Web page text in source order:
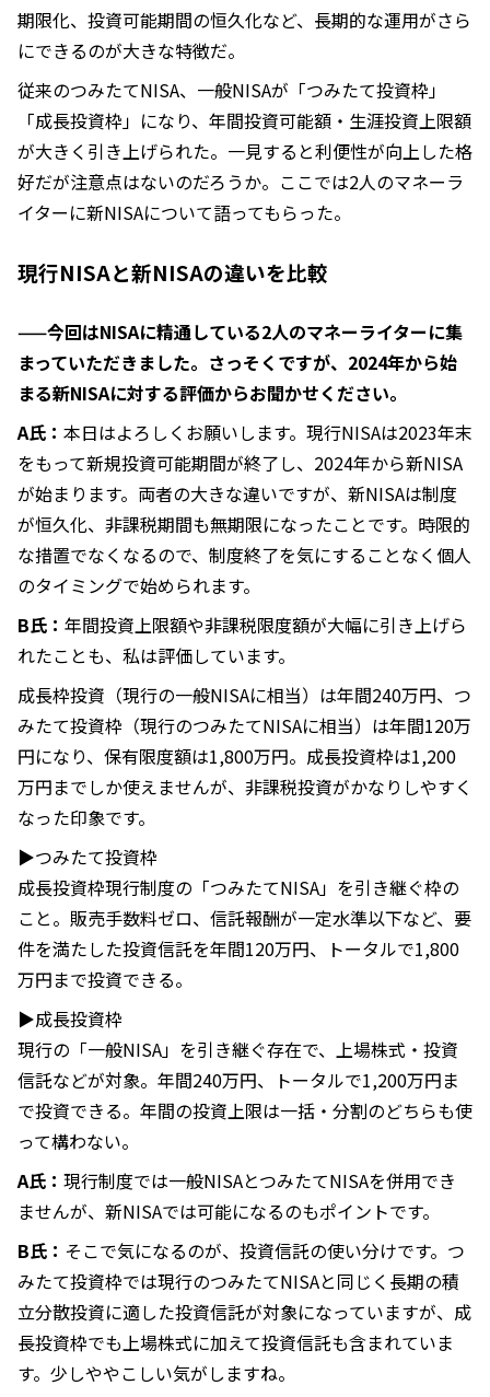
期限化、投資可能期間の恒久化など、長期的な運用がさら
にできるのが大きな特徴だ。
従来のつみたてNISA、一般NISAが「つみたて投資枠」
「成長投資枠」になり、年間投資可能額・生涯投資上限額
が大きく引き上げられた。一見すると利便性が向上した格
好だが注意点はないのだろうか。ここでは2人のマネーラ
イターに新NISAについて語ってもらった。
現行NISAと新NISAの違いを比較
——今回はNISAに精通している2人のマネーライターに集
まっていただきました。さっそくですが、2024年から始
まる新NISAに対する評価からお聞かせください。
A氏： 本日はよろしくお願いします。現行NISAは2023年末
をもって新規投資可能期間が終了し、2024年から新NISA
が始まります。両者の大きな違いですが、新NISAは制度
が恒久化、非課税期間も無期限になったことです。時限的
な措置でなくなるので、制度終了を気にすることなく個人
のタイミングで始められます。
B氏： 年間投資上限額や非課税限度額が大幅に引き上げら
れたことも、私は評価しています。
成長枠投資（現行の一般NISAに相当）は年間240万円、つ
みたて投資枠（現行のつみたてNISAに相当）は年間120万
円になり、保有限度額は1,800万円。成長投資枠は1,200
万円までしか使えませんが、非課税投資がかなりしやすく
なった印象です。
▶つみたて投資枠
成長投資枠現行制度の「つみたてNISA」を引き継ぐ枠の
こと。販売手数料ゼロ、信託報酬が一定水準以下など、要
件を満たした投資信託を年間120万円、トータルで1,800
万円まで投資できる。
▶成長投資枠
現行の「一般NISA」を引き継ぐ存在で、上場株式・投資
信託などが対象。年間240万円、トータルで1,200万円ま
で投資できる。年間の投資上限は一括・分割のどちらも使
って構わない。
A氏： 現行制度では一般NISAとつみたてNISAを併用でき
ませんが、新NISAでは可能になるのもポイントです。
B氏： そこで気になるのが、投資信託の使い分けです。つ
みたて投資枠では現行のつみたてNISAと同じく長期の積
立分散投資に適した投資信託が対象になっていますが、成
長投資枠でも上場株式に加えて投資信託も含まれていま
す。少しややこしい気がしますね。